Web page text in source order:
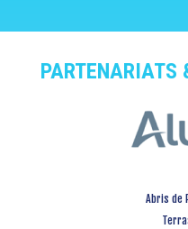
PARTENARIATS
Abris de